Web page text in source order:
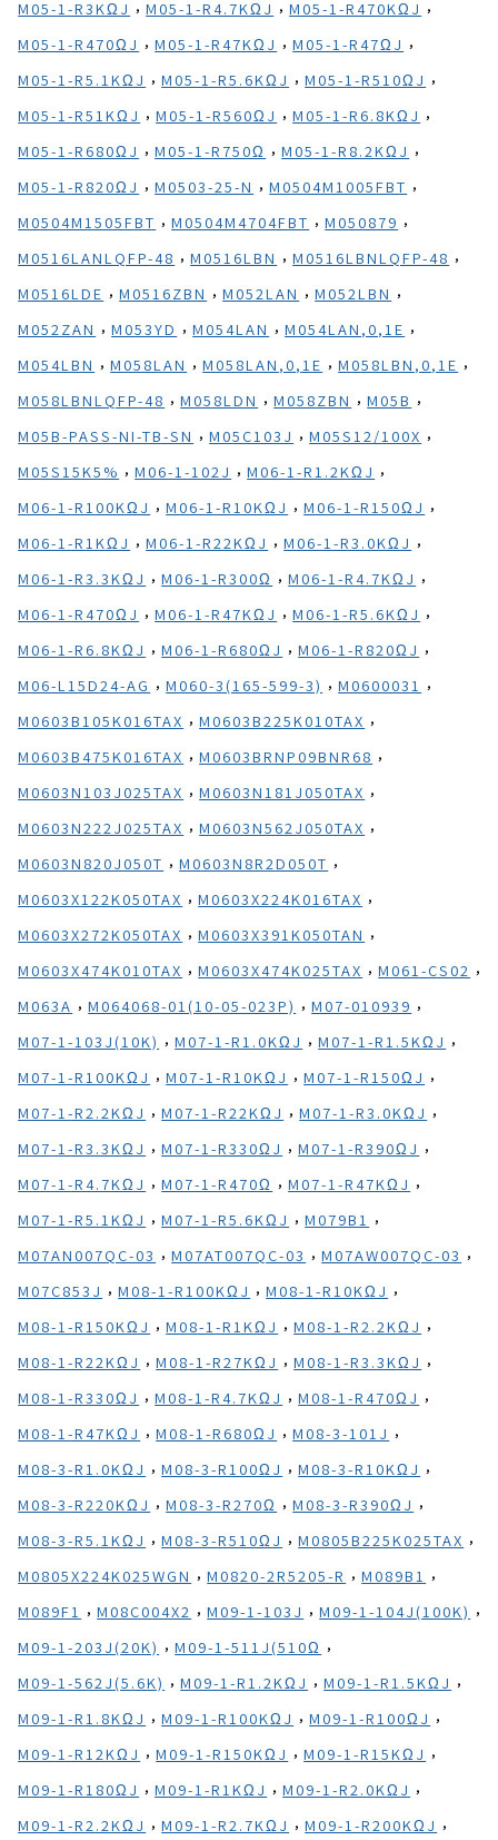
M05-1-R3KΩJ , M05-1-R4.7KΩJ , M05-1-R470KΩJ ,
M05-1-R470ΩJ , M05-1-R47KΩJ , M05-1-R47ΩJ ,
M05-1-R5.1KΩJ , M05-1-R5.6KΩJ , M05-1-R510ΩJ ,
M05-1-R51KΩJ , M05-1-R560ΩJ , M05-1-R6.8KΩJ ,
M05-1-R680ΩJ , M05-1-R750Ω , M05-1-R8.2KΩJ ,
M05-1-R820ΩJ , M0503-25-N , M0504M1005FBT ,
M0504M1505FBT , M0504M4704FBT , M050879 ,
M0516LANLQFP-48 , M0516LBN , M0516LBNLQFP-48 ,
M0516LDE , M0516ZBN , M052LAN , M052LBN ,
M052ZAN , M053YD , M054LAN , M054LAN,0,1E ,
M054LBN , M058LAN , M058LAN,0,1E , M058LBN,0,1E ,
M058LBNLQFP-48 , M058LDN , M058ZBN , M05B ,
M05B-PASS-NI-TB-SN , M05C103J , M05S12/100X ,
M05S15K5% , M06-1-102J , M06-1-R1.2KΩJ ,
M06-1-R100KΩJ , M06-1-R10KΩJ , M06-1-R150ΩJ ,
M06-1-R1KΩJ , M06-1-R22KΩJ , M06-1-R3.0KΩJ ,
M06-1-R3.3KΩJ , M06-1-R300Ω , M06-1-R4.7KΩJ ,
M06-1-R470ΩJ , M06-1-R47KΩJ , M06-1-R5.6KΩJ ,
M06-1-R6.8KΩJ , M06-1-R680ΩJ , M06-1-R820ΩJ ,
M06-L15D24-AG , M060-3(165-599-3) , M0600031 ,
M0603B105K016TAX , M0603B225K010TAX ,
M0603B475K016TAX , M0603BRNP09BNR68 ,
M0603N103J025TAX , M0603N181J050TAX ,
M0603N222J025TAX , M0603N562J050TAX ,
M0603N820J050T , M0603N8R2D050T ,
M0603X122K050TAX , M0603X224K016TAX ,
M0603X272K050TAX , M0603X391K050TAN ,
M0603X474K010TAX , M0603X474K025TAX , M061-CS02 ,
M063A , M064068-01(10-05-023P) , M07-010939 ,
M07-1-103J(10K) , M07-1-R1.0KΩJ , M07-1-R1.5KΩJ ,
M07-1-R100KΩJ , M07-1-R10KΩJ , M07-1-R150ΩJ ,
M07-1-R2.2KΩJ , M07-1-R22KΩJ , M07-1-R3.0KΩJ ,
M07-1-R3.3KΩJ , M07-1-R330ΩJ , M07-1-R390ΩJ ,
M07-1-R4.7KΩJ , M07-1-R470Ω , M07-1-R47KΩJ ,
M07-1-R5.1KΩJ , M07-1-R5.6KΩJ , M079B1 ,
M07AN007QC-03 , M07AT007QC-03 , M07AW007QC-03 ,
M07C853J , M08-1-R100KΩJ , M08-1-R10KΩJ ,
M08-1-R150KΩJ , M08-1-R1KΩJ , M08-1-R2.2KΩJ ,
M08-1-R22KΩJ , M08-1-R27KΩJ , M08-1-R3.3KΩJ ,
M08-1-R330ΩJ , M08-1-R4.7KΩJ , M08-1-R470ΩJ ,
M08-1-R47KΩJ , M08-1-R680ΩJ , M08-3-101J ,
M08-3-R1.0KΩJ , M08-3-R100ΩJ , M08-3-R10KΩJ ,
M08-3-R220KΩJ , M08-3-R270Ω , M08-3-R390ΩJ ,
M08-3-R5.1KΩJ , M08-3-R510ΩJ , M0805B225K025TAX ,
M0805X224K025WGN , M0820-2R5205-R , M089B1 ,
M089F1 , M08C004X2 , M09-1-103J , M09-1-104J(100K) ,
M09-1-203J(20K) , M09-1-511J(510Ω ,
M09-1-562J(5.6K) , M09-1-R1.2KΩJ , M09-1-R1.5KΩJ ,
M09-1-R1.8KΩJ , M09-1-R100KΩJ , M09-1-R100ΩJ ,
M09-1-R12KΩJ , M09-1-R150KΩJ , M09-1-R15KΩJ ,
M09-1-R180ΩJ , M09-1-R1KΩJ , M09-1-R2.0KΩJ ,
M09-1-R2.2KΩJ , M09-1-R2.7KΩJ , M09-1-R200KΩJ ,